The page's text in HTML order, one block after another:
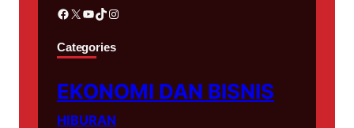
Facebook X YouTube TikTok Instagram
Categories
EKONOMI DAN BISNIS
HIBURAN